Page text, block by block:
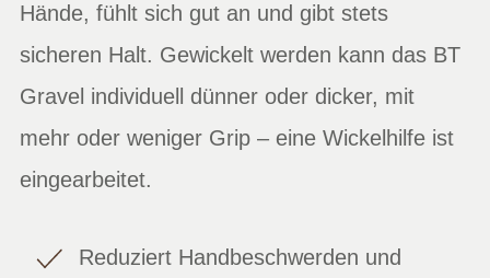
Hände, fühlt sich gut an und gibt stets
sicheren Halt. Gewickelt werden kann das BT
Gravel individuell dünner oder dicker, mit
mehr oder weniger Grip – eine Wickelhilfe ist
eingearbeitet.
Reduziert Handbeschwerden und